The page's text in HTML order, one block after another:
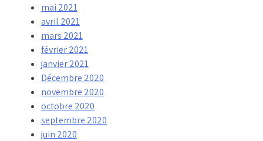
mai 2021
avril 2021
mars 2021
février 2021
janvier 2021
Décembre 2020
novembre 2020
octobre 2020
septembre 2020
juin 2020